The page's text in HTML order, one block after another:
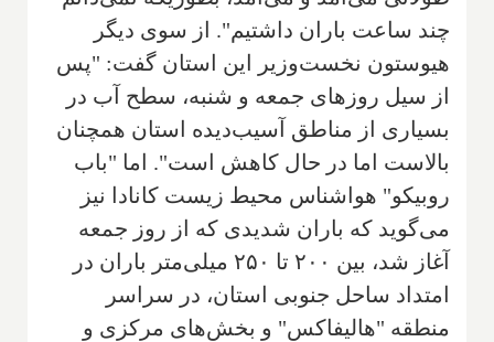
چند ساعت باران داشتیم". از سوی دیگر
هیوستون نخست‌وزیر این استان گفت: "پس
از سیل روزهای جمعه و شنبه، سطح آب در
بسیاری از مناطق آسیب‌دیده استان همچنان
بالاست اما در حال کاهش است". اما "باب
روبیکو" هواشناس محیط زیست کانادا نیز
می‌گوید که باران شدیدی که از روز جمعه
آغاز شد، بین ۲۰۰ تا ۲۵۰ میلی‌متر باران در
امتداد ساحل جنوبی استان، در سراسر
منطقه "هالیفاکس" و بخش‌های مرکزی و